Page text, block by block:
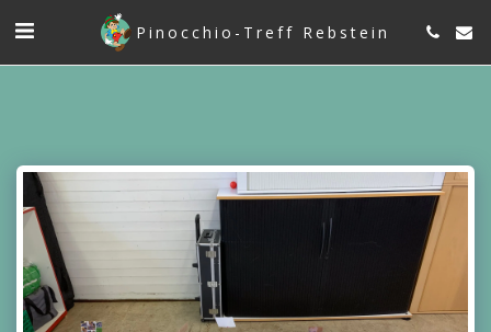
Pinocchio-Treff Rebstein